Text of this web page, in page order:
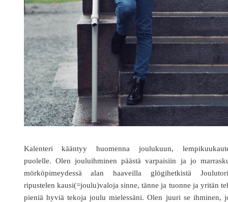
Kalenteri kääntyy huomenna joulukuun,
puolelle. Olen jouluihminen päästä varpaisiin ja jo
mörköpimeydessä alan haaveilla glögihetkistä
ripustelen kausi(=joulu)valoja sinne, tänne ja tuonne ja yritän
pieniä hyviä tekoja joulu mielessäni. Olen juuri se ihminen,